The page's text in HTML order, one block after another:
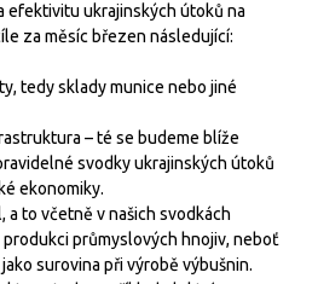
efektivitu ukrajinských útoků na
za měsíc březen následující:
tedy sklady munice nebo jiné
– té se budeme blíže
svodky ukrajinských útoků
ekonomiky.
a to včetně v našich svodkách
průmyslových hnojiv, neboť
surovina při výrobě výbušnin.